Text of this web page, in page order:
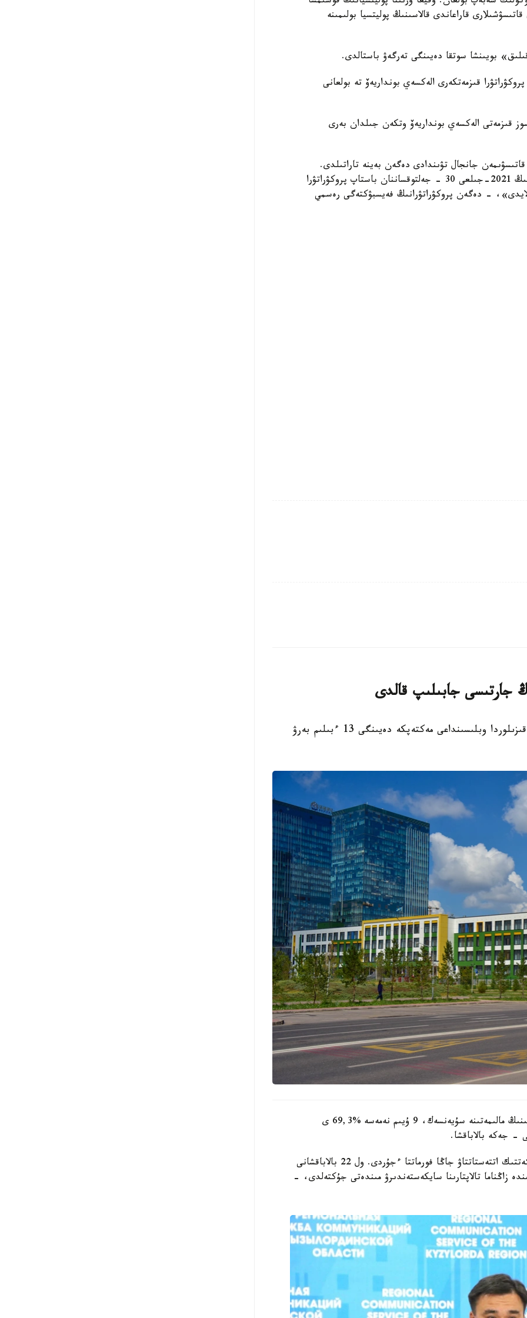
قاراعاندى قالاسىنىڭ پوليتسيا بولىمىنە
قىزمەتكەرى الەكسەي بونداريەۆ تە بولعانى
قىزمەتى الەكسەي بونداريەۆ وتكەن جىلدان بەرى
جانجال تۋىندادى دەگەن بەينە تاراتىلدى.
قاراعاندى وبلىسىنىڭ پروكۋراتۋراسى ا. ە. بونداريەۆتىڭ 2021-جىلعى 30 - جەلتوقساننان باستاپ پروكۋراتۋرا
- دەگەن پروكۋراتۋرانىڭ فەيسبۋكتەگى رەسمي
قىزىلوردا. KAZINFORM - بيىل قاڭتار ايىندا قىزىلوردا وبلىسىنداعى مەكتەپكە دەيىنگى 13 ءبىلىم بەرۋ
وبلىستىق ءبىلىم ساپاسىن قامتاماسىز ەتۋ دەپارتامەنتىنىڭ مالىمەتىنە سۇيەنسەك، 9 ۇيىم نەمەسە %69,3 ى
- جەكە بالاباقشا.
- مامىر ايىنان باستاپ ءبىلىم بەرۋ ۇيىمدارىن مەملەكەتتىك اتتەستاتتاۋ جاڭا فورماتتا ءجۇردى. ول 22 بالاباقشانى
ىنە انىقتالعان كەمشىلىكتەردى 3 اي ىشىندە زاڭناما تالاپتارىنا سايكەستەندىرۋ مىندەتى جۇكتەلدى، -